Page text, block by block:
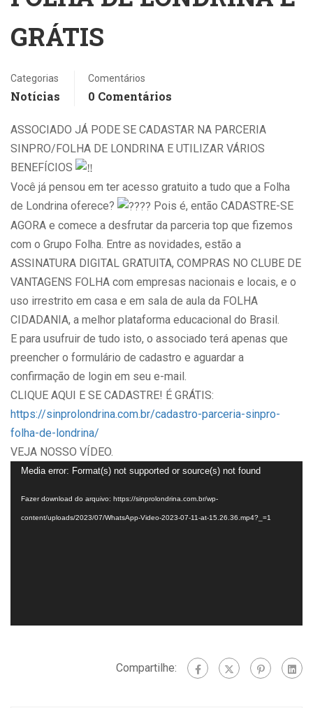
GRÁTIS
Categorias
Notícias
Comentários
0 Comentários
ASSOCIADO JÁ PODE SE CADASTAR NA PARCERIA
SINPRO/FOLHA DE LONDRINA E UTILIZAR VÁRIOS
BENEFÍCIOS
Você já pensou em ter acesso gratuito a tudo que a Folha
de Londrina oferece?
Pois é, então CADASTRE-SE
AGORA e comece a desfrutar da parceria top que fizemos
com o Grupo Folha. Entre as novidades, estão a
ASSINATURA DIGITAL GRATUITA, COMPRAS NO CLUBE DE
VANTAGENS FOLHA com empresas nacionais e locais, e o
uso irrestrito em casa e em sala de aula da FOLHA
CIDADANIA, a melhor plataforma educacional do Brasil.
E para usufruir de tudo isto, o associado terá apenas que
preencher o formulário de cadastro e aguardar a
confirmação de login em seu e-mail.
CLIQUE AQUI E SE CADASTRE! É GRÁTIS:
https://sinprolondrina.com.br/cadastro-parceria-sinpro-
folha-de-londrina/
VEJA NOSSO VÍDEO.
Tocador
Media error: Format(s) not supported or source(s) not found
Fazer download do arquivo: https://sinprolondrina.com.br/wp-
content/uploads/2023/07/WhatsApp-Video-2023-07-11-at-15.26.36.mp4?_=1
Compartilhe: